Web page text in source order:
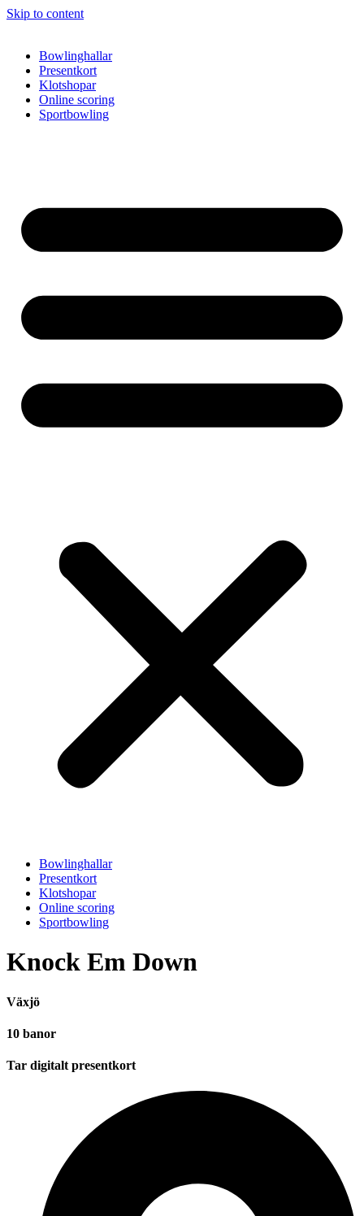
Skip to content
Bowlinghallar
Presentkort
Klotshopar
Online scoring
Sportbowling
Bowlinghallar
Presentkort
Klotshopar
Online scoring
Sportbowling
Knock Em Down
Växjö
10 banor
Tar digitalt presentkort